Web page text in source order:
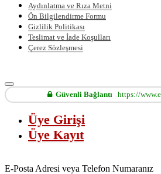
Aydınlatma ve Rıza Metni
Ön Bilgilendirme Formu
Gizlilik Politikası
Teslimat ve İade Koşulları
Çerez Sözleşmesi
Güvenli Bağlantı https://
Üye Girişi
Üye Kayıt
E-Posta Adresi veya Telefon Numaranız